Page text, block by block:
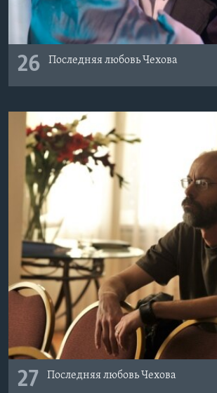
26 Последняя любовь Чехова
27 Последняя любовь Чехова